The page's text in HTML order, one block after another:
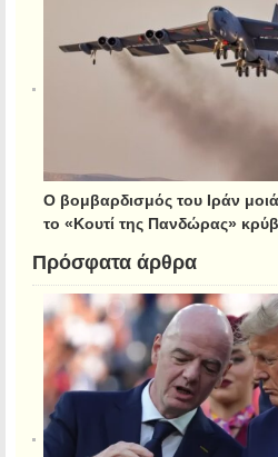
Ο βομβαρδισμός του Ιράν
το «Κουτί της Πανδώρας»
Πρόσφατα άρθρα